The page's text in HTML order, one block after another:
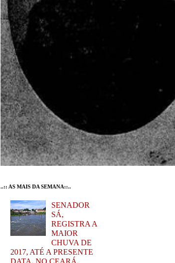
..:: AS MAIS DA SEMANA::..
SENADOR
SÁ,
REGISTRA A
MAIOR
CHUVA DE
2017, ATÉ A PRESENTE
DATA, NO CEARÁ.